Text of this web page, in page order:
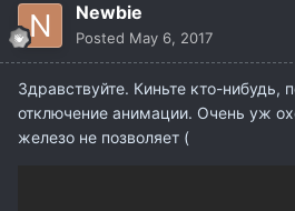
Newbie
Posted May 6, 2017
Здравствуйте. Киньте кто-нибудь,
отключение анимации. Очень уж
железо не позволяет (